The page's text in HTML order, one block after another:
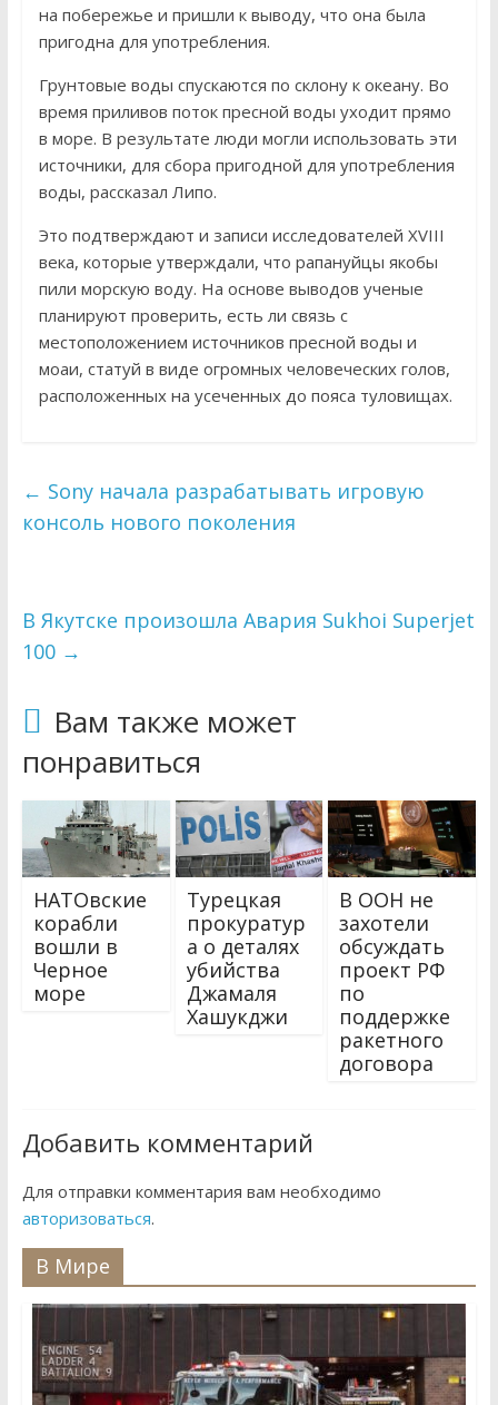
на побережье и пришли к выводу, что она была
пригодна для употребления.
Грунтовые воды спускаются по склону к океану. Во
время приливов поток пресной воды уходит прямо
в море. В результате люди могли использовать эти
источники, для сбора пригодной для употребления
воды, рассказал Липо.
Это подтверждают и записи исследователей XVIII
века, которые утверждали, что рапануйцы якобы
пили морскую воду. На основе выводов ученые
планируют проверить, есть ли связь с
местоположением источников пресной воды и
моаи, статуй в виде огромных человеческих голов,
расположенных на усеченных до пояса туловищах.
← Sony начала разрабатывать игровую
консоль нового поколения
В Якутске произошла Авария Sukhoi Superjet
100 →
Вам также может
понравиться
НАТОвские
корабли
вошли в
Черное
море
Турецкая
прокуратур
а о деталях
убийства
Джамаля
Хашукджи
В ООН не
захотели
обсуждать
проект РФ
по
поддержке
ракетного
договора
Добавить комментарий
Для отправки комментария вам необходимо
авторизоваться.
В Мире